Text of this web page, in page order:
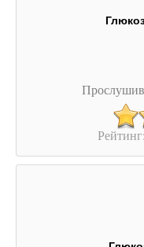
Рейтинг: